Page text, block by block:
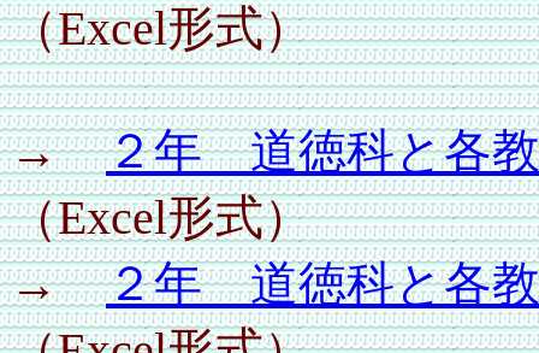
（Excel形式）
→２年 道徳科と各
（Excel形式）
→２年 道徳科と各